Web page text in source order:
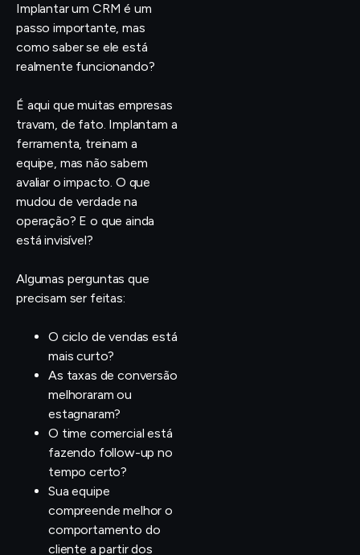
Implantar um CRM é um
passo importante, mas
como saber se ele está
realmente funcionando?
É aqui que muitas empresas
travam, de fato. Implantam a
ferramenta, treinam a
equipe, mas não sabem
avaliar o impacto. O que
mudou de verdade na
operação? E o que ainda
está invisível?
Algumas perguntas que
precisam ser feitas:
O ciclo de vendas está
mais curto?
As taxas de conversão
melhoraram ou
estagnaram?
O time comercial está
fazendo follow-up no
tempo certo?
Sua equipe
compreende melhor o
comportamento do
cliente a partir dos